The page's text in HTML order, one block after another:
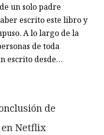
un solo padre
escrito este libro y
A lo largo de la
de toda
escrito desde…
de
en Netflix